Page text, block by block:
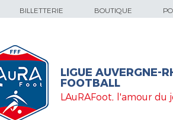
BILLETTERIE BOUTIQUE
LIGUE AUVERGNE-
FOOTBALL
LAuRAFoot, l'amour du